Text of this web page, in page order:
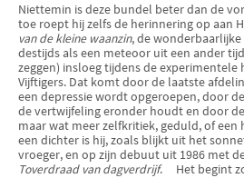
Niettemin is deze bundel beter dan de
toe roept hij zelfs de herinnering op aan
van de kleine waanzin, de
destijds als een meteoor uit een ander
zeggen) insloeg tijdens de experimentele
Vijftigers. Dat komt door de laatste
een depressie wordt opgeroepen, door
de vertwijfeling eronder houdt en door
maar wat meer zelfkritiek, geduld, of een
een dichter is hij, zoals blijkt uit het
vroeger, en op zijn debuut uit 1986 met
Toverdraad van dagverdrijf.
Het begint